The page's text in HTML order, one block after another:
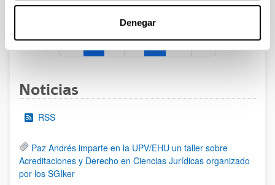
Denegar
al 30/07/2026 (ambos incluídos)
Página
1 Página
2 Página
3 ...Páginas intermedias Use TAB
Página
95
Noticias
RSS
Paz Andrés imparte en la UPV/EHU un taller sobre
Acreditaciones y Derecho en Ciencias Jurídicas organizado
por los SGIker